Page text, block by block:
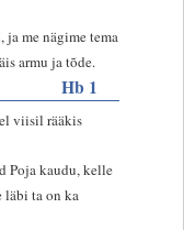
ja me nägime tema
armu ja tõde.
Hb 1
viisil rääkis
Poja kaudu, kelle
läbi ta on ka